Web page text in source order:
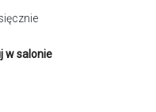
w salonie